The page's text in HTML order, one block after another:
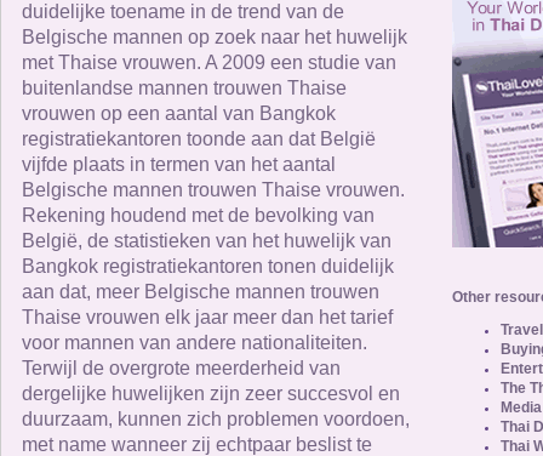
duidelijke toename in de trend van de
Belgische mannen op zoek naar het huwelijk
met Thaise vrouwen. A 2009 een studie van
buitenlandse mannen trouwen Thaise
vrouwen op een aantal van Bangkok
registratiekantoren toonde aan dat België
vijfde plaats in termen van het aantal
Belgische mannen trouwen Thaise vrouwen.
Rekening houdend met de bevolking van
België, de statistieken van het huwelijk van
Bangkok registratiekantoren tonen duidelijk
aan dat, meer Belgische mannen trouwen
Thaise vrouwen elk jaar meer dan het tarief
voor mannen van andere nationaliteiten.
Terwijl de overgrote meerderheid van
dergelijke huwelijken zijn zeer succesvol en
duurzaam, kunnen zich problemen voordoen,
met name wanneer zij echtpaar beslist te
Other
The
Thai
Thai